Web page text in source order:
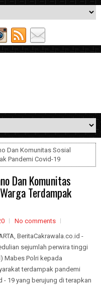
Dan Komunitas Sosial
Pandemi Covid-19
Dan Komunitas
Terdampak
No comments
BeritaCakrawala.co.id -
sejumlah perwira tinggi
Mabes Polri kepada
terdampak pandemi
- 19 yang berujung di terapkan